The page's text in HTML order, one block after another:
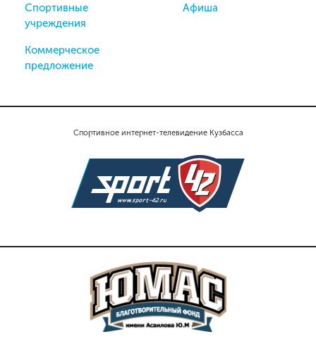
Спортивное интернет-телевидение Кузбасса
Спортивные
учреждения
Коммерческое
предложение
Афиша